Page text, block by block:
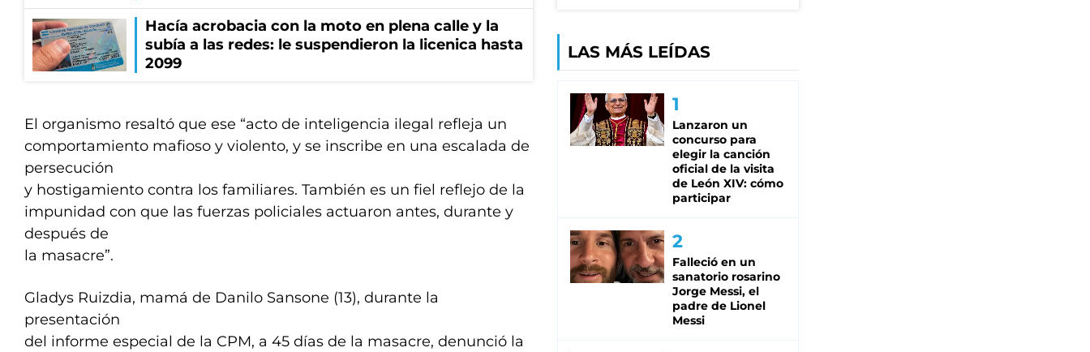
Hacía acrobacia con la moto en plena calle y la
subía a las redes: le suspendieron la licenica hasta
2099
El organismo resaltó que ese “acto de inteligencia ilegal refleja un
comportamiento mafioso y violento, y se inscribe en una escalada de
persecución
y hostigamiento contra los familiares. También es un fiel reflejo de la
impunidad con que las fuerzas policiales actuaron antes, durante y
después de
la masacre”.
Gladys Ruizdia, mamá de Danilo Sansone (13), durante la
presentación
del informe especial de la CPM, a 45 días de la masacre, denunció la
LAS MÁS LEÍDAS
Lanzaron un
concurso para
elegir la canción
oficial de la visita
de León XIV: cómo
participar
Falleció en un
sanatorio rosarino
Jorge Messi, el
padre de Lionel
Messi